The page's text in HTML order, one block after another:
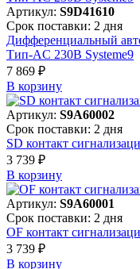
Артикул: S9D41610
Срок поставки: 2 дня
Дифференциальный
Тип-AC 230В Systeme9
7 869 ₽
В корзинy
Артикул: S9A60002
Срок поставки: 2 дня
SD контакт
3 739 ₽
В корзинy
Артикул: S9A60001
Срок поставки: 2 дня
OF контакт
3 739 ₽
В корзинy